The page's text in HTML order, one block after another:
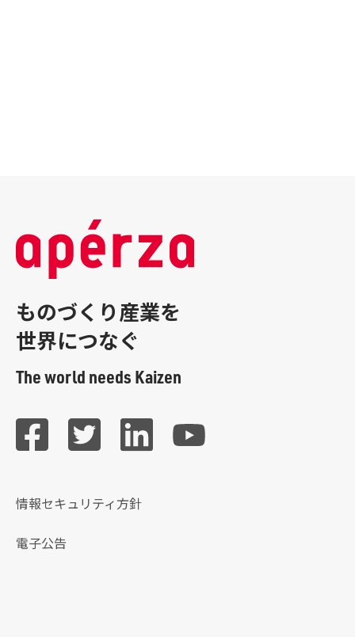
ものづくり産業を
世界につなぐ
The world needs Kaizen
情報セキュリティ方針
電子公告